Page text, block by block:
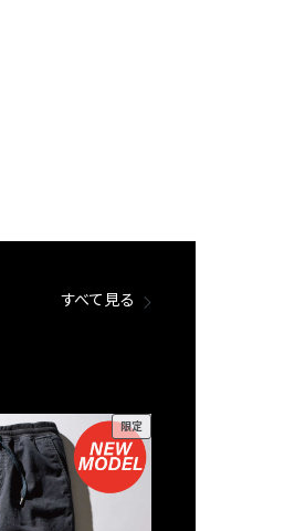
すべて見る
限定